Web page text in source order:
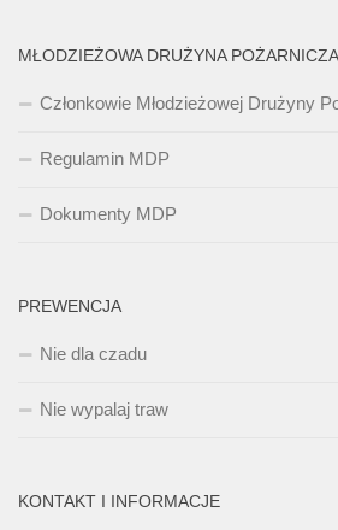
MŁODZIEŻOWA DRUŻYNA POŻARNICZA
Członkowie Młodzieżowej Drużyny
Regulamin MDP
Dokumenty MDP
PREWENCJA
Nie dla czadu
Nie wypalaj traw
KONTAKT I INFORMACJE